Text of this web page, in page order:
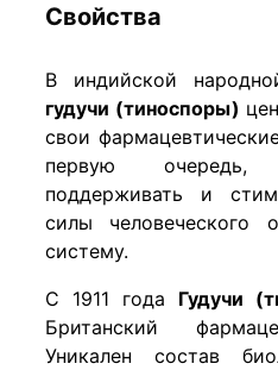
Свойства
В индийской
гудучи (тиноспоры)
свои
первую очередь,
поддерживать и
силы человеческого
систему.
С 1911 года Гудучи
Британский
Уникален состав